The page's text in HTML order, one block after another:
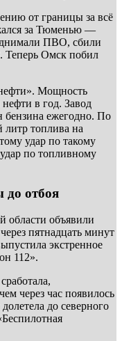
от границы за всё
за Тюменью —
ПВО, сбили
Теперь Омск побил
Мощность
в год. Завод
бензина ежегодно. По
топлива на
удар по такому
по топливному
до отбоя
области объявили
пятнадцать минут
экстренное
112».
через час появилось
до северного